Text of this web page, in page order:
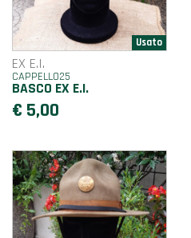
EX E.I.
CAPPELLO25
BASCO EX E.I.
€ 5,00